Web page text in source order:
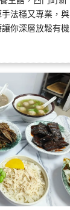
法穩又專業，與
你深層放鬆有機